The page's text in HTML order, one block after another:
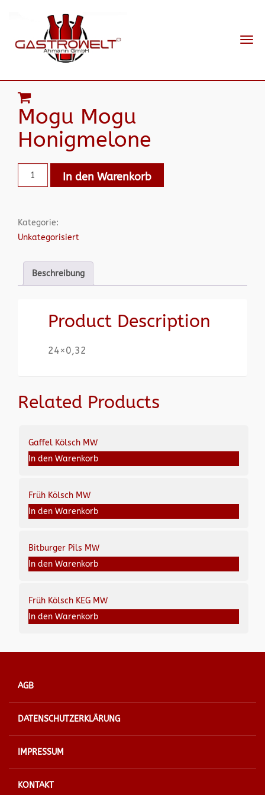
Mogu Mogu
Honigmelone
In den Warenkorb
Kategorie:
Unkategorisiert
Beschreibung
Product Description
24×0,32
Related Products
Gaffel Kölsch MW
In den Warenkorb
Früh Kölsch MW
In den Warenkorb
Bitburger Pils MW
In den Warenkorb
Früh Kölsch KEG MW
In den Warenkorb
AGB
DATENSCHUTZERKLÄRUNG
IMPRESSUM
KONTAKT